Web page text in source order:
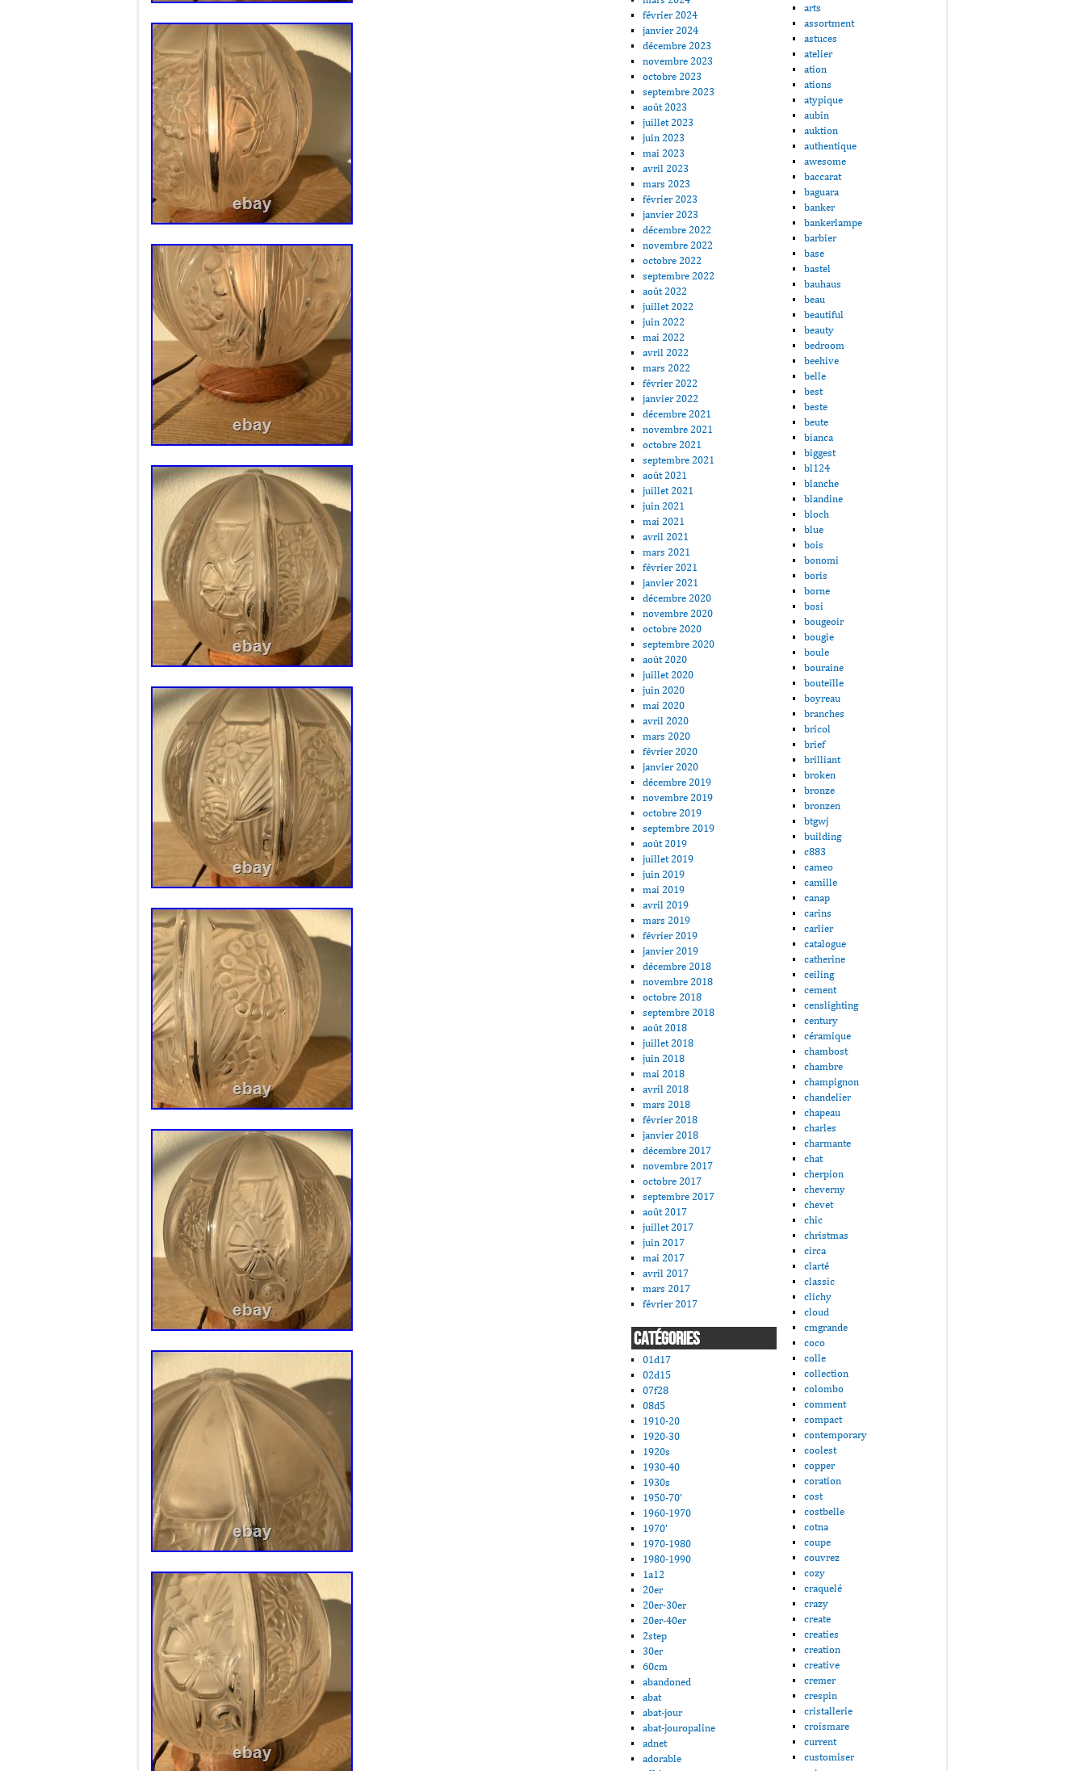
février 2024
janvier 2024
décembre 2023
novembre 2023
octobre 2023
septembre 2023
août 2023
juillet 2023
juin 2023
mai 2023
avril 2023
mars 2023
février 2023
janvier 2023
décembre 2022
novembre 2022
octobre 2022
septembre 2022
août 2022
juillet 2022
juin 2022
mai 2022
avril 2022
mars 2022
février 2022
janvier 2022
décembre 2021
novembre 2021
octobre 2021
septembre 2021
août 2021
juillet 2021
juin 2021
mai 2021
avril 2021
mars 2021
février 2021
janvier 2021
décembre 2020
novembre 2020
octobre 2020
septembre 2020
août 2020
juillet 2020
juin 2020
mai 2020
avril 2020
mars 2020
février 2020
janvier 2020
décembre 2019
novembre 2019
octobre 2019
septembre 2019
août 2019
juillet 2019
juin 2019
mai 2019
avril 2019
mars 2019
février 2019
janvier 2019
décembre 2018
novembre 2018
octobre 2018
septembre 2018
août 2018
juillet 2018
juin 2018
mai 2018
avril 2018
mars 2018
février 2018
janvier 2018
décembre 2017
novembre 2017
octobre 2017
septembre 2017
août 2017
juillet 2017
juin 2017
mai 2017
avril 2017
mars 2017
février 2017
CATÉGORIES
01d17
02d15
07f28
08d5
1910-20
1920-30
1920s
1930-40
1930s
1950-70'
1960-1970
1970'
1970-1980
1980-1990
1a12
20er
20er-30er
20er-40er
2step
30er
60cm
abandoned
abat
abat-jour
abat-jouropaline
adnet
adorable
arts
assortment
astuces
atelier
ation
ations
atypique
aubin
auktion
authentique
awesome
baccarat
baguara
banker
bankerlampe
barbier
base
bastel
bauhaus
beau
beautiful
beauty
bedroom
beehive
belle
best
beste
beute
bianca
biggest
bl124
blanche
blandine
bloch
blue
bois
bonomi
boris
borne
bosi
bougeoir
bougie
boule
bouraine
bouteille
boyreau
branches
bricol
brief
brilliant
broken
bronze
bronzen
btgwj
building
c883
cameo
camille
canap
carins
carlier
catalogue
catherine
ceiling
cement
censlighting
century
céramique
chambost
chambre
champignon
chandelier
chapeau
charles
charmante
chat
cherpion
cheverny
chevet
chic
christmas
circa
clarté
classic
clichy
cloud
cmgrande
coco
colle
collection
colombo
comment
compact
contemporary
coolest
copper
coration
cost
costbelle
cotna
coupe
couvrez
cozy
craquelé
crazy
create
creaties
creation
creative
cremer
crespin
cristallerie
croismare
current
customiser